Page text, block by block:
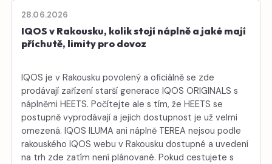
28.06.2026
IQOS v Rakousku, kolik stojí náplně a jaké mají
příchutě, limity pro dovoz
IQOS je v Rakousku povolený a oficiálně se zde
prodávají zařízení starší generace IQOS ORIGINALS s
náplněmi HEETS. Počítejte ale s tím, že HEETS se
postupně vyprodávají a jejich dostupnost je už velmi
omezená. IQOS ILUMA ani náplně TEREA nejsou podle
rakouského IQOS webu v Rakousku dostupné a uvedení
na trh zde zatím není plánované. Pokud cestujete s